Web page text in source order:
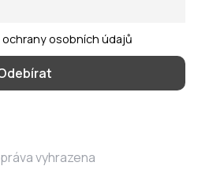
ochrany osobních údajů
vyhrazena